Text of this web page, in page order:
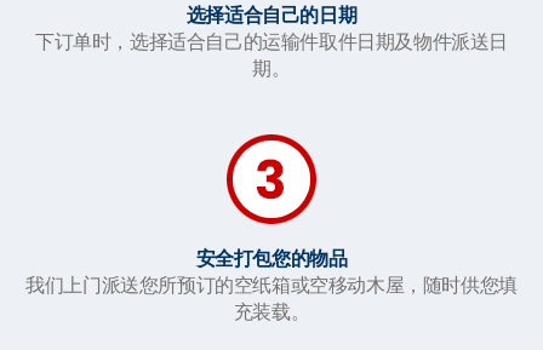
选择适合自己的日期
下订单时，选择适合自己的运输件取件日期及物件派送日
期。
安全打包您的物品
我们上门派送您所预订的空纸箱或空移动木屋，随时供您填
充装载。